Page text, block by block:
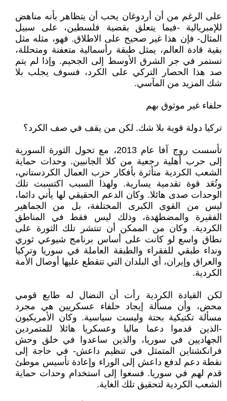
على الرغم من أن أردوغان يحب أن يتظاهر بأنه مناهض
للإمبريالية -فيما يتعلق بقضية فلسطين، على سبيل
المثال- فإن هذا غير صحيح على الاطلاق. فهو، مثله مثل
بقية قادة العالم، يمثل طبقة رأسمالية متعفنة ومتحللة،
تستمر في جر الشرق الأوسط إلى الجحيم. وإذا لم يتم
صد هذا الحصار التركي على الكرد، فسوف يجلب بلا
شك المزيد من المآسي.
حلفاء غير موثوق بهم
تركيا دولة قوية بلا شك. لكن من يقف في صف الكرد؟
تأسست روج آفا عام 2013، مع تحول الثورة السورية
إلى حرب أهلية رجعية من كلا الجانبين. وحدات حماية
الشعب الكردية متأثرة بأفكار حزب العمال الكردستاني،
وتُعَد قوة تقدمية يسارية. ولهذا السبب اكتسبت تلك
الوحدات صدى هائلا. وكان الدعم الحقيقي لها يأتي دائما،
ليس من القوى الكبرى المختلفة، بل من الجماهير
الفقيرة والمضطهَدة، وذلك ليس فقط في المناطق
الكردية. وكان من الممكن أن تنتشر تلك الثورة على
نطاق واسع لو كانت على أساس برنامج شيوعي ثوري
ونداء طبقي للفقراء والطبقة العاملة في سوريا وتركيا
والعراق وإيران، أي البلدان التي تتقطع عليها أوصال الأمة
الكردية.
لكن القيادة الكردية رأت أن النضال له طابع قومي
محض، وأن مسألة إيجاد حلفاء عسكريين هي مجرد
مسألة تكتيكية بحتة وليست سياسية. وكان الأمريكيون
-الذين قدموا دعما ماليا وعسكريا هائلا للمتمردين
الجهاديين في سوريا، والذين ساعدوا في خلق وحش
فرانكشتاين المتمثل في تنظيم داعش- في حاجة إلى
نقطة دعم لدفع داعش إلى الوراء وإعادة تأسيس موطئ
قدم لهم في سوريا. فسعوا إلى استخدام وحدات حماية
الشعب الكردية لتحقيق تلك الغاية.